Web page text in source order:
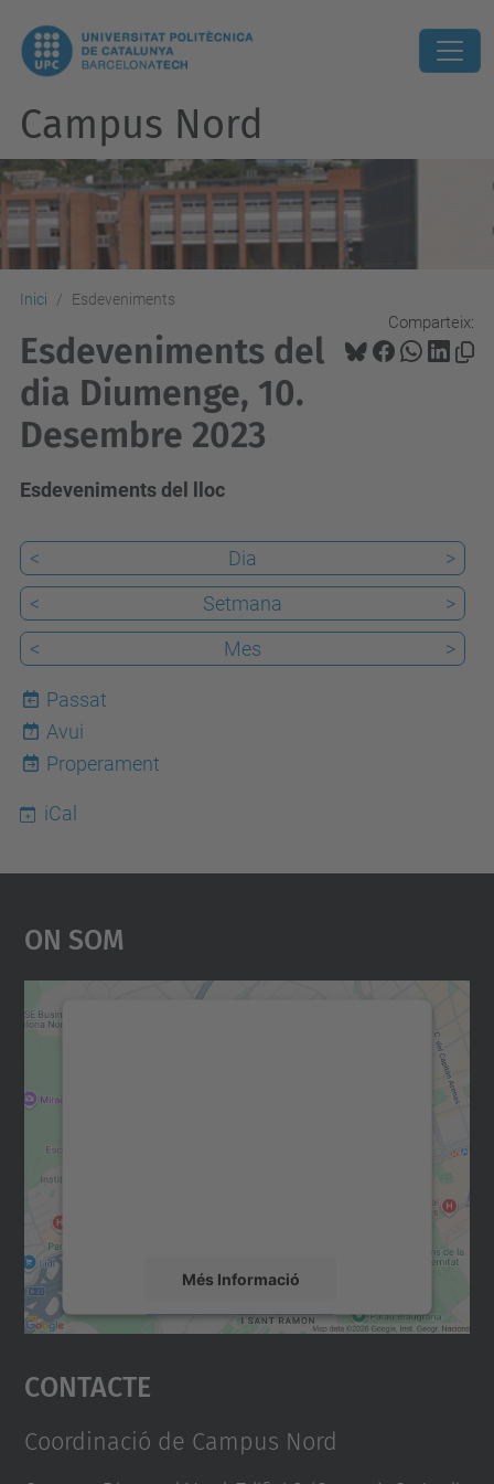
Campus Nord
Inici Esdeveniments
Comparteix:
Esdeveniments del
dia Diumenge, 10.
Desembre 2023
Esdeveniments del lloc
< Dia
>
<
Setmana
>
<
Mes >
Passat
7
Avui
Properament
iCal
On Som
Més Informació
Accepta
powered by
Contacte
Coordinació de Campus Nord